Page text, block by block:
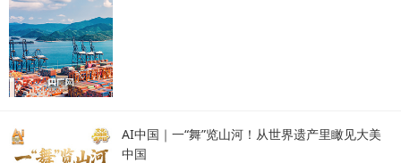
AI中国｜一“舞”览山河！从世界遗产里瞰见大美
中国